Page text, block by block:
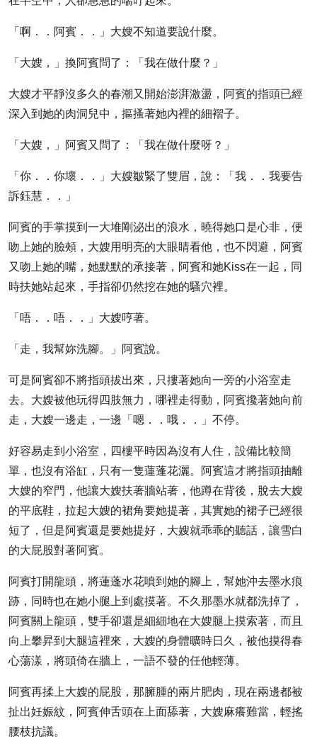
「啊．．阿賓．．」大嫂不知道要說什麼。
「大嫂，」換阿賓問了：「我在做什麼？」
大嫂才平靜沒多久的春潮又開始澎湃激盪，阿賓的指頭已經
深入到她的肉洞兒中，摳搔著她內裡的細褶子。
「大嫂，」阿賓又問了：「我在做什麼呀？」
「你．．你壞．．」大嫂皺緊了雙眉，說：「我．．我要告
訴鈺慧．．」
阿賓的手掌摸到一大堆剛泌出的浪水，曉得她口是心非，便
吻上她的臉頰，大嫂用明亮的大眼睛看他，也不閃避，阿賓
又吻上她的嘴，她默默的承接著，阿賓和她Kiss在一起，同
時扶她站起來，手指卻仍然挖在她的騷穴裡。
「唔．．唔．．」大嫂哼著。
「走，我幫妳洗腳。」阿賓說。
可是阿賓卻不將指頭拔出來，只摟著她向一旁的小浴室走
去。大嫂被他玩得四肢無力，哪裡走得動，阿賓攙著她向前
走，大嫂一邊走，一邊「嗯．．哦．．」不停。
好容易走到小浴室，四樓平時因為沒有人住，設備比較簡
單，也沒有浴缸，只有一隻蓮蓬花灑。阿賓這才將指頭抽離
大嫂的窄門，他讓大嫂扶著牆站著，他蹲在背後，脫去大嫂
的平底鞋，拉起大嫂的裙角要她提著，其實她的裙子已經很
短了，但是阿賓還是要她提好，大嫂就乖乖的聽話，讓雪白
的大屁股對著阿賓。
阿賓打開龍頭，將蓮蓬水花噴到她的腳上，幫她沖去墨水痕
跡，同時也在她小腿上到處摸著。不久那墨水就都洗掉了，
阿賓關上龍頭，雙手卻還是細細地在大嫂腿上摸索著，而且
向上攀昇到大腿這裡來，大嫂的身體曠時日久，被他摸得春
心蕩漾，將頭倚在牆上，一語不發的任他輕薄。
阿賓再揉上大嫂的屁股，那臃腫的兩片肥肉，現在兩邊都被
扯出妊娠紋，阿賓伸舌頭在上面舔著，大嫂麻癢難當，輕搖
腰枝抗議。